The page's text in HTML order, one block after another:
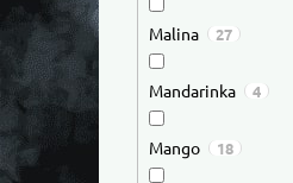
Malina 27
Mandarinka 4
Mango 18